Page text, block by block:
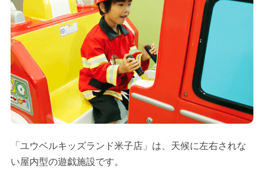
「ユウベルキッズランド米子店」は、天候に左右されな
い屋内型の遊戯施設です。